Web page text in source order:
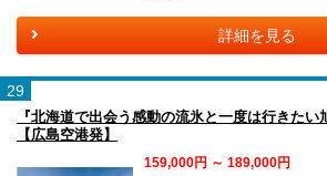
詳細を見る
29
『北海道で出会う感動の流氷と一度は行きた
【広島空港発】
159,000円 ～ 189,000円